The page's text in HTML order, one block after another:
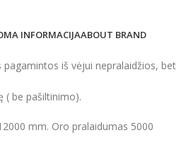
INFORMACIJAABOUT BRAND
pagamintos iš vėjui nepralaidžios, bet
( be pašiltinimo).
mm. Oro pralaidumas 5000